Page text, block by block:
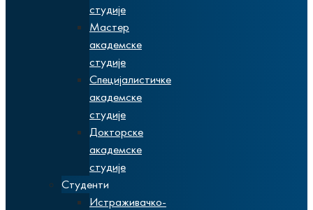
студије
Мастер
академске
студије
Специјалистичке
академске
студије
Докторске
академске
студије
Студенти
Истраживачко-